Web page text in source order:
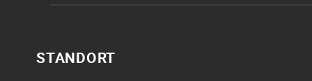
STANDORT